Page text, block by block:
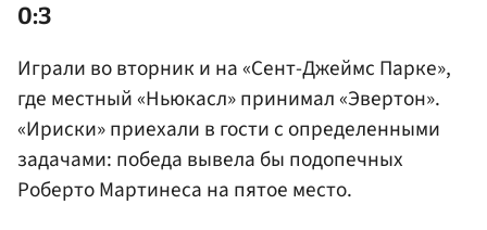
0:3
Играли во вторник и на «Сент-Джеймс Парке»,
где местный «Ньюкасл» принимал «Эвертон».
«Ириски» приехали в гости с определенными
задачами: победа вывела бы подопечных
Роберто Мартинеса на пятое место.